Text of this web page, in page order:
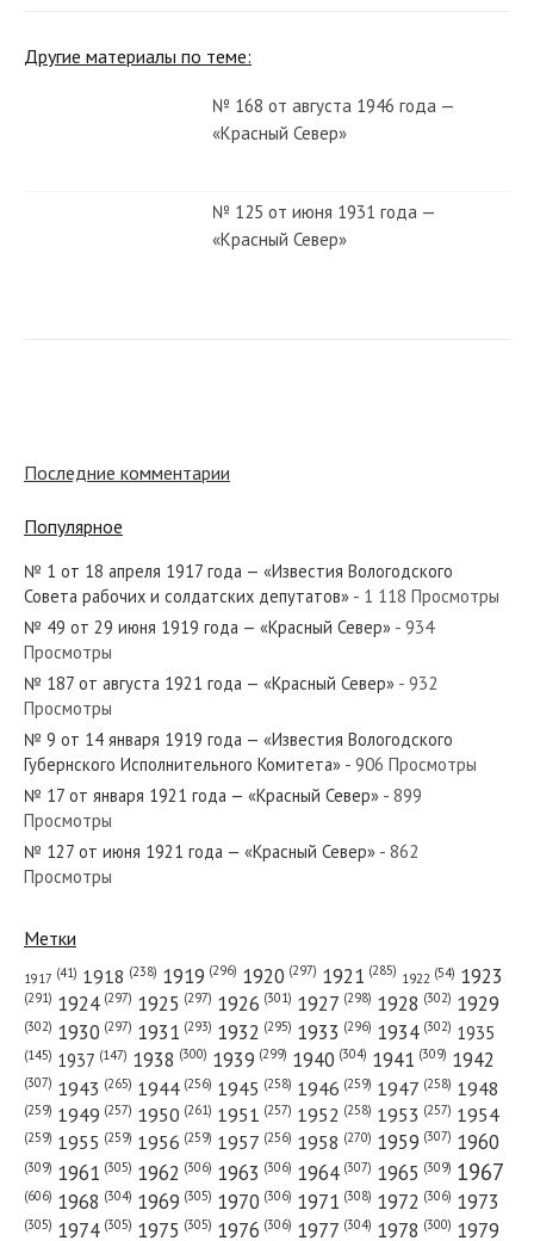
Другие материалы по теме:
№ 168 от августа 1946 года —
«Красный Север»
№ 125 от июня 1931 года —
«Красный Север»
№ 203 от августа 1970 года —
№ 244 от декабря 1955 года —
«Красный Север»
№ 150 от июня 1970 года —
Последние комментарии
Популярное
№ 1 от 18 апреля 1917 года — «Известия Вологодского
Совета рабочих и солдатских депутатов» - 1 118 Просмотры
№ 49 от 29 июня 1919 года — «Красный Север» - 934
Просмотры
№ 187 от августа 1921 года — «Красный Север» - 932
Просмотры
№ 9 от 14 января 1919 года — «Известия Вологодского
Губернского Исполнительного Комитета» - 906 Просмотры
№ 17 от января 1921 года — «Красный Север» - 899
Просмотры
№ 127 от июня 1921 года — «Красный Север» - 862
Просмотры
Метки
1917 (41) 1918 (238) 1919 (296) 1920 (297) 1921 (285) 1922 (54) 1923
(291) 1924 (297) 1925 (297) 1926 (301) 1927 (298) 1928 (302) 1929
(302) 1930 (297) 1931 (293) 1932 (295) 1933 (296) 1934 (302) 1935
(145) 1937 (147) 1938 (300) 1939 (299) 1940 (304) 1941 (309) 1942
(307) 1943 (265) 1944 (256) 1945 (258) 1946 (259) 1947 (258) 1948
(259) 1949 (257) 1950 (261) 1951 (257) 1952 (258) 1953 (257) 1954
(259) 1955 (259) 1956 (259) 1957 (256) 1958 (270) 1959 (307) 1960
(309) 1961 (305) 1962 (306) 1963 (306) 1964 (307) 1965 (309) 1967
(606) 1968 (304) 1969 (305) 1970 (306) 1971 (308) 1972 (306) 1973
(305) 1974 (305) 1975 (305) 1976 (306) 1977 (304) 1978 (300) 1979